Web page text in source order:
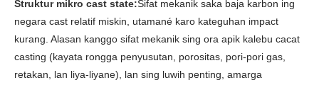
Struktur mikro cast state:Sifat mekanik saka baja karbon ing
negara cast relatif miskin, utamané karo kateguhan impact
kurang. Alasan kanggo sifat mekanik sing ora apik kalebu cacat
casting (kayata rongga penyusutan, porositas, pori-pori gas,
retakan, lan liya-liyane), lan sing luwih penting, amarga